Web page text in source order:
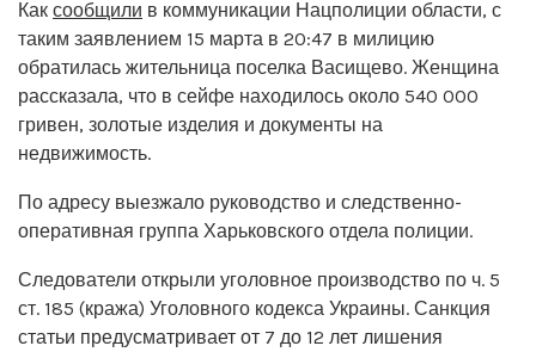
Как сообщили в коммуникации Нацполиции области, с
таким заявлением 15 марта в 20:47 в милицию
обратилась жительница поселка Васищево. Женщина
рассказала, что в сейфе находилось около 540 000
гривен, золотые изделия и документы на
недвижимость.
По адресу выезжало руководство и следственно-
оперативная группа Харьковского отдела полиции.
Следователи открыли уголовное производство по ч. 5
ст. 185 (кража) Уголовного кодекса Украины. Санкция
статьи предусматривает от 7 до 12 лет лишения